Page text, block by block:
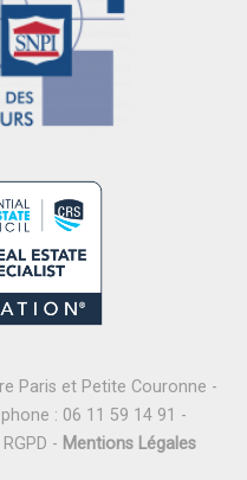
Paris et Petite Couronne -
: 06 11 59 14 91 -
RGPD - Mentions Légales